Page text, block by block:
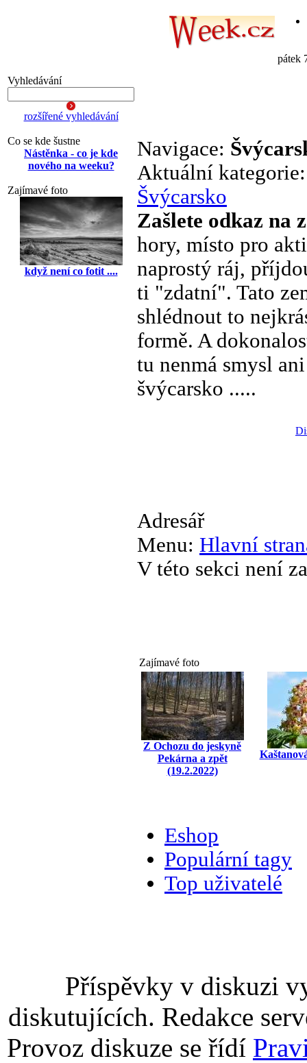
pátek
Vyhledávání
rozšířené vyhledávání
Co se kde šustne
Nástěnka - co je kde
nového na weeku?
Zajímavé foto
když není co fotit ....
Navigace:
Aktuální
Švýcarsko
Zašlete odkaz na
hory, místo pro
naprostý ráj,
ti "zdatní". Tato
shlédnout to
formě. A
tu nenmá smysl
švýcarsko .....
Adresář
Menu: Hlavní
V této sekci není
Zajímavé foto
Z Ochozu do jeskyně
Pekárna a zpět
(19.2.2022)
Eshop
Populární tagy
Top uživatelé
Příspěvky v diskuzi
diskutujících. Redakce
Provoz diskuze se řídí